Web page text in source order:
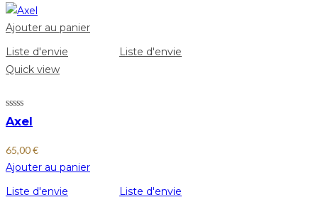
Ajouter au panier
Liste d'envie
Liste d'envie
Quick view
Axel
65,00€
Ajouter au panier
Liste d'envie
Liste d'envie